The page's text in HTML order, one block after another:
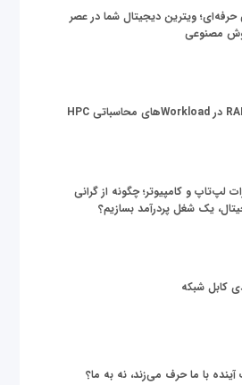
ویترین دیجیتال شما در عصر
مصنوعی
لپ‌تاپ و کامپیوتر؛ چگونه از گرانی
یک شغل پردرآمد بسازیم؟
کابل شبکه
آینده با ما حرف می‌زند، نه به ما؟